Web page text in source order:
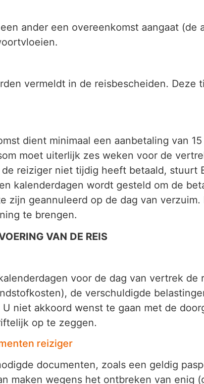
ander een overeenkomst aangaat
vermeldt in de reisbescheiden. Deze
dient minimaal een aanbetaling van
moet uiterlijk zes weken voor de
reiziger niet tijdig heeft betaald, stuurt
kalenderdagen wordt gesteld om de
zijn geannuleerd op de dag van
te brengen.
VAN DE REIS
voor de dag van vertrek
de verschuldigde
niet akkoord wenst te gaan met de
op te zeggen.
reiziger
documenten, zoals een geldig
maken wegens het ontbreken van enig